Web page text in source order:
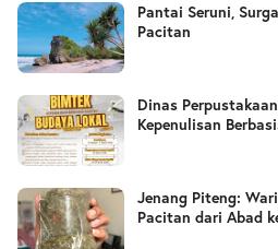
Pantai Seruni,
Pacitan
Dinas
Kepenulisan
Jenang Piteng:
Pacitan dari Abad